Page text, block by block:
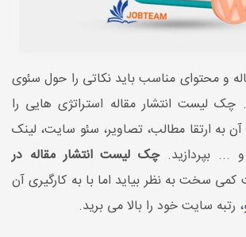
و محتوای مناسب باید نکاتی را حول سئوی
لیست انتشار مقاله استراتژی هایی را
به ارتقا مطالب، تصاویر، سئو سایت، لینک
... بپردازید.چک لیست انتشار مقاله در
سخت به نظر بیاید اما با به کارگیری آن
، رتبه سایت خود را بالا می برید.